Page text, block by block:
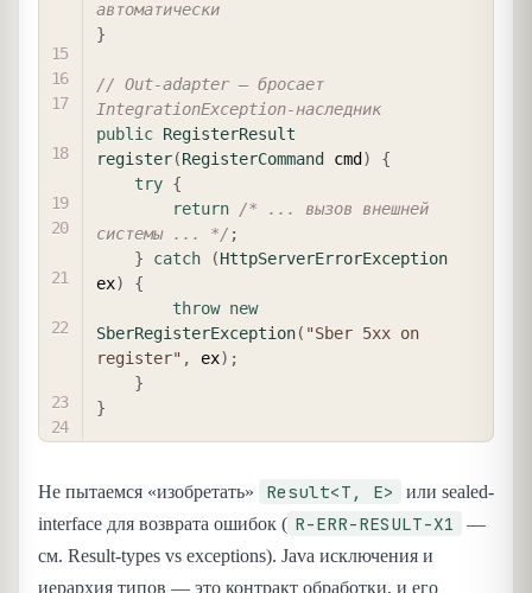
автоматически
}
// Out-adapter — бросает
IntegrationException-наследник
public RegisterResult
register(RegisterCommand cmd )
{
try {
return /* ... вызов внешней
системы ... */ ;
}
catch (HttpServerErrorException
ex)
{
throw new
SberRegisterException( "Sber 5xx on
register" , ex) ;
}
}
Не пытаемся «изобретать» Result<T, E>
или sealed-
interface для возврата ошибок ( R-ERR-RESULT-X1
—
см. Result-types vs exceptions). Java исключения и
иерархия типов — это контракт обработки, и его